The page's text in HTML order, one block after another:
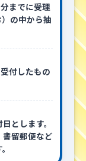
までに受理
）の中から抽
付したもの
とします。
書留郵便など